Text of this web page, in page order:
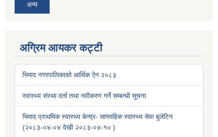
अन्य
अग्रिम आयकर कट्टी
भिमाद नगरपालिकाको आर्थिक ऐन २०८३
स्वास्थ्य संस्था दर्ता तथा नवीकरण गर्ने सम्बन्धी सूचना
भिमाद प्राथमिक स्वास्थ्य केन्द्र- साप्ताहिक स्वास्थ्य सेवा बुलेटिन
(२०८३-०४-०४ देखी २०८३-०४-१० )